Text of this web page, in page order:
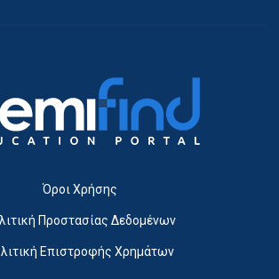
Όροι Χρήσης
Προστασίας Δεδομένων
Επιστροφής Χρημάτων